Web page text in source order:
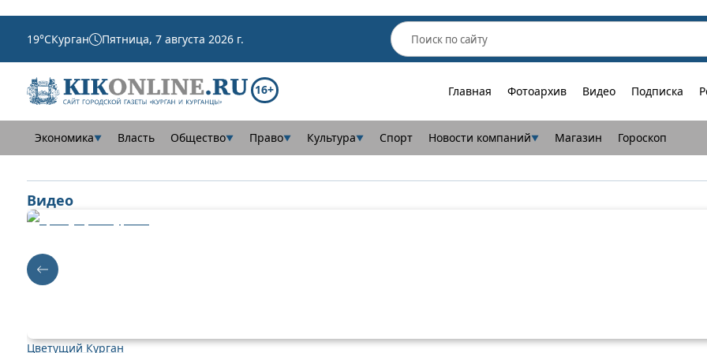
19°CКурган Пятница, 7 августа 2026 г.
16+ Главная Фотоархив Видео Подписка
Экономика▼ Власть Общество▼ Право▼ Культура▼ Спорт Новости компаний▼ Магазин Гороскоп
Видео
Цветущий Курган